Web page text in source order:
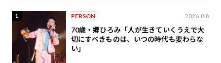
1 PERSON 2026.8.8
70歳・郷ひろみ「人が生きていくうえで大
切にすべきものは、いつの時代も変わらな
い」